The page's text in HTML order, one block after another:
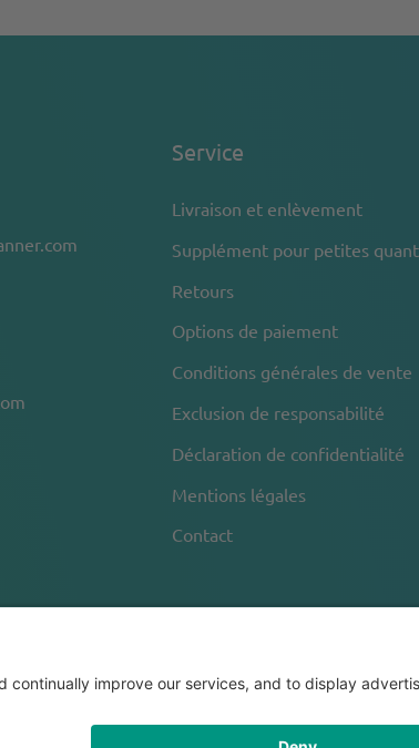
Service
Livraison et enlèvement
Supplément pour petites
Retours
Options de paiement
Conditions générales de vente
Exclusion de responsabilité
Déclaration de confidentialité
Mentions légales
Contact